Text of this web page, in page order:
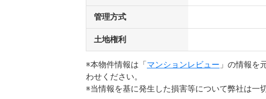
管理方式
土地権利
※本物件情報は「 マンションレビュー 」の情報を
わせください。
※当情報を基に発生した損害等について弊社は一